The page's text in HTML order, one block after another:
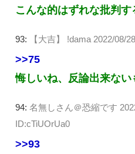
こんな的はずれな批判
93: 【大吉】 !dama 2022/08/
>>75
悔しいね、反論出来ない
94: 名無しさん＠恐縮です
ID:cTiUOrUa0
>>93